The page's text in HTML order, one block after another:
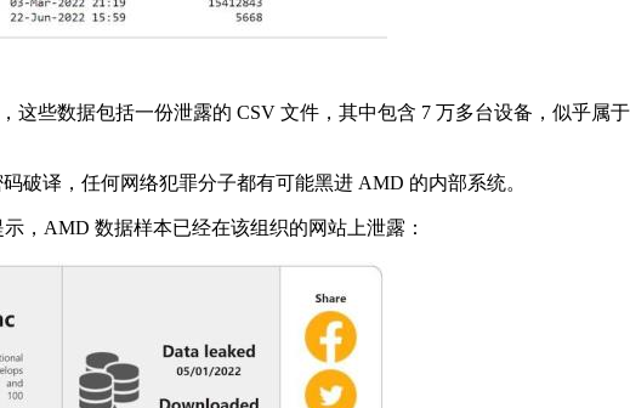
这些数据包括一份泄露的 CSV 文件，其中包含 7 万多台设备，似乎
码破译，任何网络犯罪分子都有可能黑进 AMD 的内部系统。
示，AMD 数据样本已经在该组织的网站上泄露：